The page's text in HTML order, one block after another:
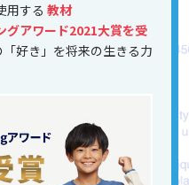
用する 教材
グアワード2021大賞を受
好き」を将来の生きる力